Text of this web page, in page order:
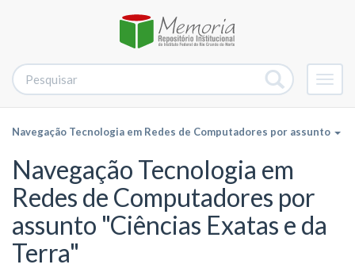
Navegação Tecnologia em Redes de Computadores por assunto
Navegação Tecnologia em
Redes de Computadores por
assunto "Ciências Exatas e da
Terra"